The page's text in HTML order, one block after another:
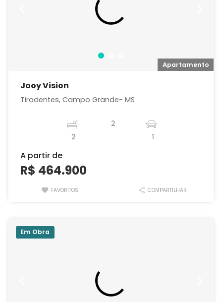
Apartamento
Jooy Vision
Tiradentes, Campo Grande- MS
2
2
1
A partir de
R$ 464.900
FAVORITOS COMPARTILHAR
Em Obra